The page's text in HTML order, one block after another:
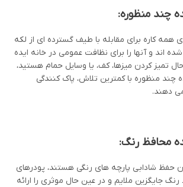
چند منظوره:
همه کاره برای مقابله با طیف گسترده ای از لکه
اند و آنها را برای نظافت عمومی در خانه ایده
تمیز کردن میزها، کف، یا وسایل حمام هستید،
چند منظوره با کمترین تلاش، پاک کنندگی
دهند.
محافظ رنگ:
حفظ شادابی پارچه های رنگی هستند، پودرهای
جایگزین ملایم و در عین حال موثری را ارائه